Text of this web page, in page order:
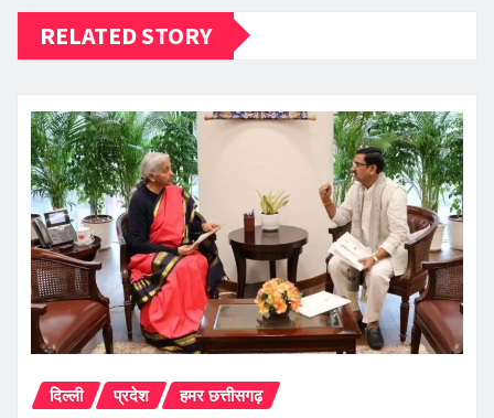
RELATED STORY
दिल्ली प्रदेश हमर छत्तीसगढ़